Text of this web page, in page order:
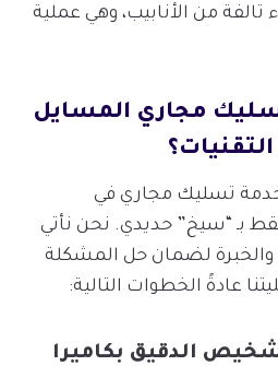
تالفة من الأنابيب، وهي عملية
مجاري المسايل
تسليك مجاري في
فقط بـ “سيخ” حديدي. نحن نأتي
والخبرة لضمان حل المشكلة
عادةً الخطوات التالية:
الدقيق بكاميرا